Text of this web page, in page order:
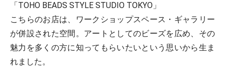
「TOHO BEADS STYLE STUDIO TOKYO」
こちらのお店は、ワークショップスペース・ギャラリー
が併設された空間。アートとしてのビーズを広め、その
魅力を多くの方に知ってもらいたいという思いから生ま
れました。